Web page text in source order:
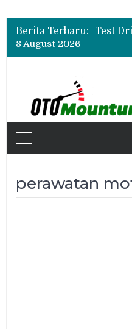
Berita Terbaru:
8 August 2026
perawatan